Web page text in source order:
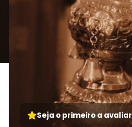
Seja o primeiro a avaliar